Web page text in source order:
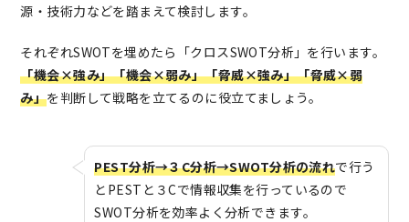
源・技術力などを踏まえて検討します。
それぞれSWOTを埋めたら「クロスSWOT分析」を行います。
「機会×強み」「機会×弱み」「脅威×強み」「脅威×弱
み」を判断して戦略を立てるのに役立てましょう。
PEST分析→３C分析→SWOT分析の流れで行う
とPESTと３Cで情報収集を行っているので
SWOT分析を効率よく分析できます。